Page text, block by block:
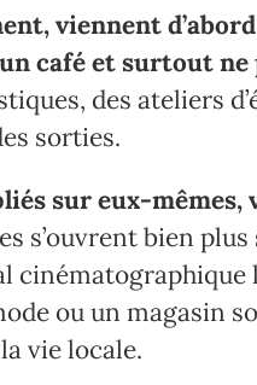
viennent
café et surtout
des ateliers
sorties.
sur eux-
s’ouvrent bien
cinématographique
ou un magasin
vie locale.